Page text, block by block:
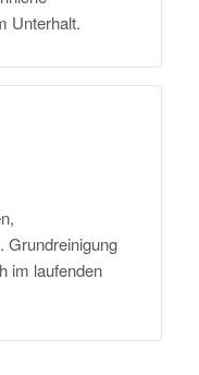
Unterhalt.
Grundreinigung
im laufenden